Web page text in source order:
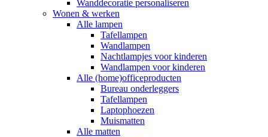
Wanddecoratie personaliseren
Wonen & werken
Alle lampen
Tafellampen
Wandlampen
Nachtlampjes voor kinderen
Wandlampen voor kinderen
Alle (home)officeproducten
Bureau onderleggers
Tafellampen
Laptophoezen
Muismatten
Alle matten